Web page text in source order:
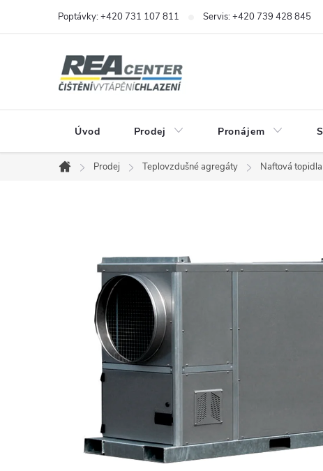
Poptávky: +420 731 107 811 Servis: +420 739 428 845
Úvod Prodej Pronájem
Domů
Prodej Teplovzdušné agregáty Naftová topidla